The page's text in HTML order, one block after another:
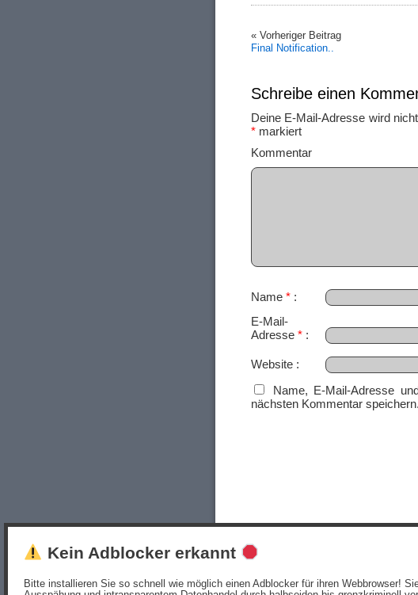
« Vorheriger Beitrag
Final Notification..
Schreibe einen
Deine E-Mail-Adresse wird
* markiert
Name *
E-Mail-
Adresse *
Website
Name, E-Mail-Adresse
nächsten Kommentar speichern.
Kein Adblocker erkannt
Bitte installieren Sie so schnell wie möglich einen Adblocker für ihren Webbrowser!